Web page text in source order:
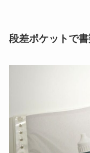
段差ポケットで